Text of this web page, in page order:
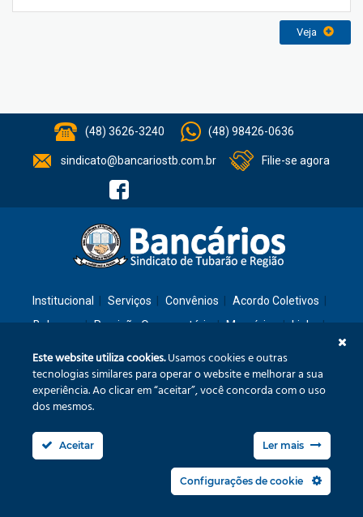
Veja
(48) 3626-3240 (48) 98426-0636
sindicato@bancariostb.com.br Filie-se agora
Institucional Serviços Convênios
Acordo Coletivos
Balanços
Previsão Orçamentária Memórias
Links
Rua: São José, 36 – Ed. Cláudia – Térreo – Tubarão/SC – CEP: 88701-260
Fone/Fax: (48) 3626-3240 sindicato@bancariostb.com.br
Política de Privacidade
Este website utiliza cookies.Usamos cookies e outras
tecnologias similares para operar o website e melhorar a sua
experiência. Ao clicar em “aceitar”, você concorda com o uso
dos mesmos.
Aceitar Ler mais
Configurações de cookie